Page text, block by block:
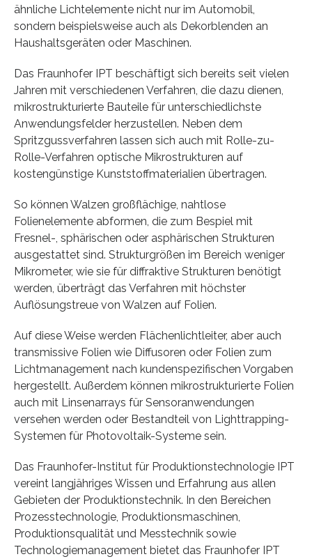
ähnliche Lichtelemente nicht nur im Automobil,
sondern beispielsweise auch als Dekorblenden an
Haushaltsgeräten oder Maschinen.
Das Fraunhofer IPT beschäftigt sich bereits seit vielen
Jahren mit verschiedenen Verfahren, die dazu dienen,
mikrostrukturierte Bauteile für unterschiedlichste
Anwendungsfelder herzustellen. Neben dem
Spritzgussverfahren lassen sich auch mit Rolle-zu-
Rolle-Verfahren optische Mikrostrukturen auf
kostengünstige Kunststoffmaterialien übertragen.
So können Walzen großflächige, nahtlose
Folienelemente abformen, die zum Bespiel mit
Fresnel-, sphärischen oder asphärischen Strukturen
ausgestattet sind. Strukturgrößen im Bereich weniger
Mikrometer, wie sie für diffraktive Strukturen benötigt
werden, überträgt das Verfahren mit höchster
Auflösungstreue von Walzen auf Folien.
Auf diese Weise werden Flächenlichtleiter, aber auch
transmissive Folien wie Diffusoren oder Folien zum
Lichtmanagement nach kundenspezifischen Vorgaben
hergestellt. Außerdem können mikrostrukturierte Folien
auch mit Linsenarrays für Sensoranwendungen
versehen werden oder Bestandteil von Lighttrapping-
Systemen für Photovoltaik-Systeme sein.
Das Fraunhofer-Institut für Produktionstechnologie IPT
vereint langjähriges Wissen und Erfahrung aus allen
Gebieten der Produktionstechnik. In den Bereichen
Prozesstechnologie, Produktionsmaschinen,
Produktionsqualität und Messtechnik sowie
Technologiemanagement bietet das Fraunhofer IPT